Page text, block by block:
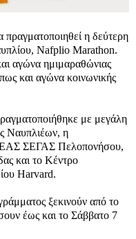
η δεύτερη
Nafplio Marathon.
αγώνα ημιμαραθώνιας
και αγώνα κοινωνικής
με μεγάλη
Ναυπλιέων, η
ΕΑΣ ΣΕΓΑΣ Πελοπονήσου,
και το Κέντρο
Harvard.
ξεκινούν από το
έως και το Σάββατο 7